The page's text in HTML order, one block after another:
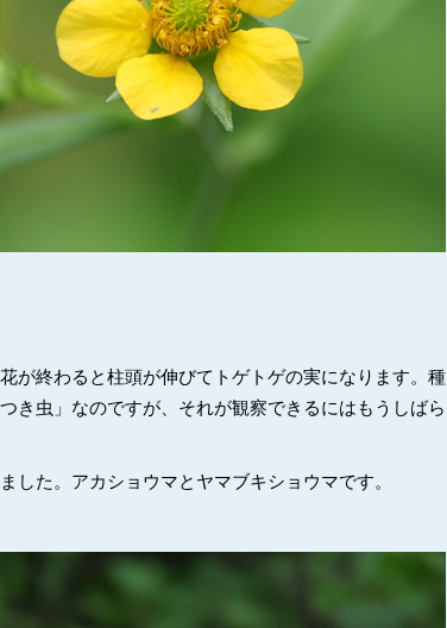
が終わると柱頭が伸びてトゲトゲの実になります。種
き虫」なのですが、それが観察できるにはもうしばら
した。アカショウマとヤマブキショウマです。